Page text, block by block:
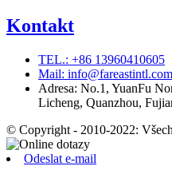
Kontakt
TEL.: +86 13960410605
Mail: info@fareastintl.com
Adresa: No.1, YuanFu
Licheng, Quanzhou,
© Copyright - 2010-2022:
Odeslat e-mail